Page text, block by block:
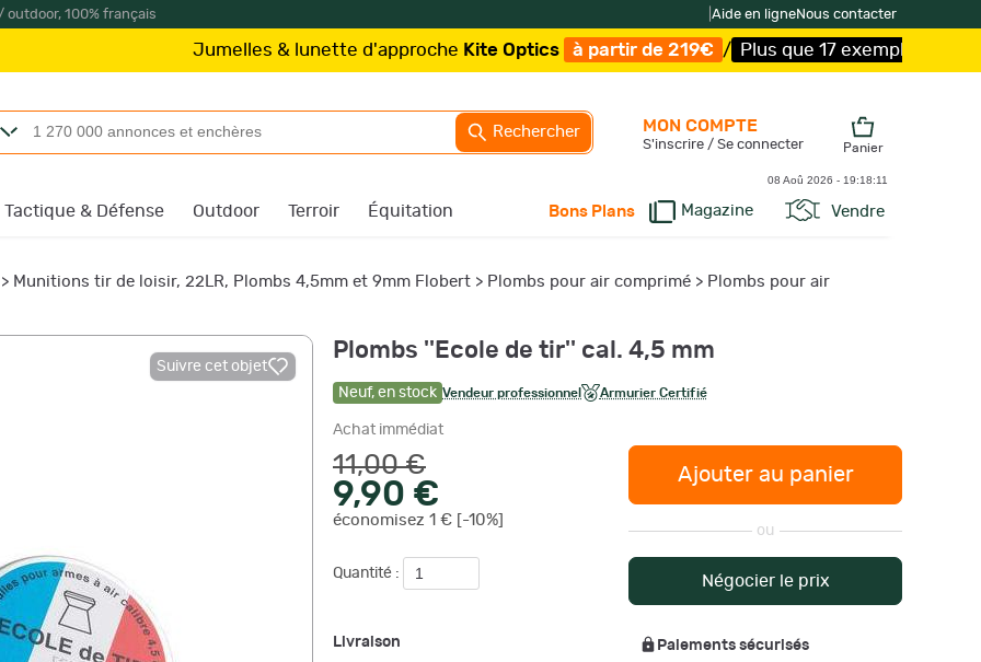
100% français Aide en ligneNous contacter
Jumelles & lunette d'approche Kite Optics à partir de 219€ / Plus que 17 exemplaires ! /Livraison
Rechercher
Tactique & Défense Outdoor Terroir Équitation Bons Plans Magazine Vendre
MON COMPTE
S'inscrire / Se connecter Panier
08 Aoû 2026 - 19:18:12
Munitions tir de loisir, 22LR, Plombs 4,5mm et 9mm Flobert > Plombs pour air comprimé > Plombs pour air
Suivre cet objet
Plombs ''Ecole de tir'' cal. 4,5 mm
Neuf, en stock Vendeur professionnel Armurier Certifié
Achat immédiat
11,00 €
9,90 €
économisez 1 € [-10%]
Quantité :
Ajouter au panier
ou
Négocier le prix
Livraison
Paiements sécurisés